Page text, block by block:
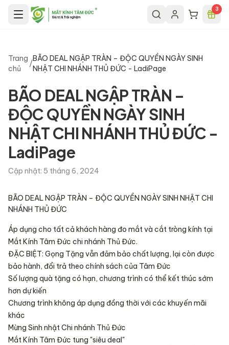
Chuyển đến nội dung chính 3
Trang
chủ
/
BÃO DEAL NGẬP TRÀN – ĐỘC QUYỀN NGÀY SINH
NHẬT CHI NHÁNH THỦ ĐỨC - LadiPage
BÃO DEAL NGẬP TRÀN –
ĐỘC QUYỀN NGÀY SINH
NHẬT CHI NHÁNH THỦ ĐỨC -
LadiPage
Cập nhật: 5 tháng 6, 2024
BÃO DEAL NGẬP TRÀN – ĐỘC QUYỀN NGÀY SINH NHẬT CHI
NHÁNH THỦ ĐỨC
Áp dụng cho tất cả khách hàng đo mắt và cắt tròng kính tại
Mắt Kính Tâm Đức chi nhánh Thủ Đức.
ĐẶC BIỆT: Gọng Tặng vẫn đảm bảo chất lượng, lại còn được
bảo hành, đổi trả theo chính sách của Tâm Đức
Số lượng quà tặng có hạn, chương trình có thể kết thúc sớm
hơn dự kiến
Chương trình không áp dụng đồng thời với các khuyến mãi
khác
Mừng Sinh nhật Chi nhánh Thủ Đức
Mắt Kính Tâm Đức tung "siêu deal"